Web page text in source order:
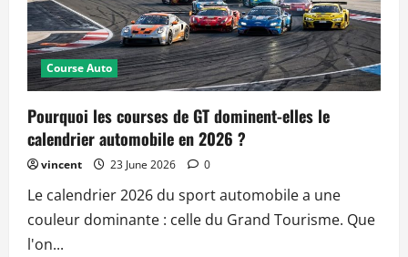
Course Auto
Pourquoi les courses de GT dominent-elles le
calendrier automobile en 2026 ?
vincent 23 June 2026 0
Le calendrier 2026 du sport automobile a une
couleur dominante : celle du Grand Tourisme. Que
l'on...